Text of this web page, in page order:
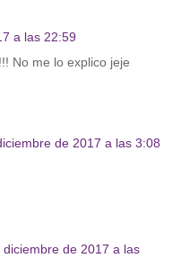
a las 22:59
No me lo explico jeje
de 2017 a las 3:08
diciembre de 2017 a las